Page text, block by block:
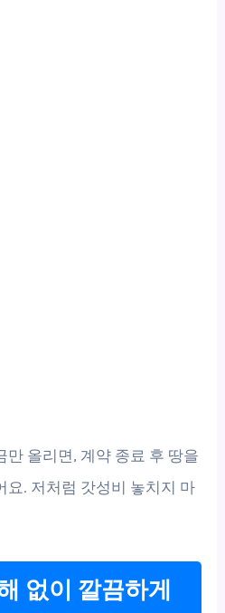
만 올리면, 계약 종료 후 땅을
요. 저처럼 갓성비 놓치지 마
없이 깔끔하게